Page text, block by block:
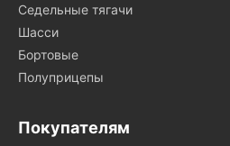
Седельные тягачи
Шасси
Бортовые
Полуприцепы
Покупателям